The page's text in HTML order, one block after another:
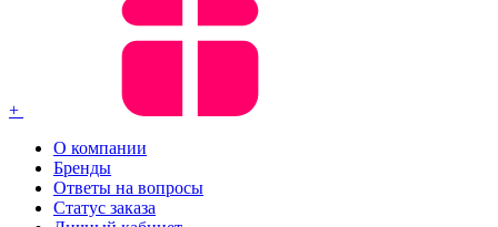
+
О компании
Бренды
Ответы на вопросы
Статус заказа